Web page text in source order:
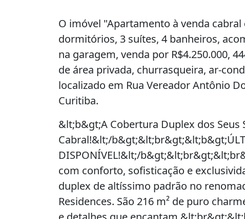
O imóvel "Apartamento à venda
dormitórios, 3 suítes, 4 banheiros,
na garagem, venda por R$4.250.000,
de área privada, churrasqueira, ar-
localizado em Rua Vereador Antônio
Curitiba.
&lt;b&gt;A Cobertura Duplex dos Seus
Cabral!&lt;/
DISPONÍVEL!&lt;/
com conforto, sofisticação e
duplex de altíssimo padrão no
Residences. São 216 m² de puro